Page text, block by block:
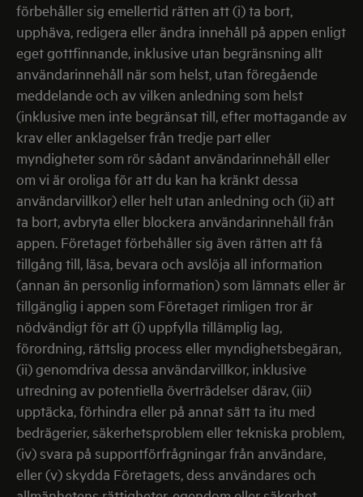
förbehåller sig emellertid rätten att (i) ta bort,
upphäva, redigera eller ändra innehåll på appen enligt
eget gottfinnande, inklusive utan begränsning allt
användarinnehåll när som helst, utan föregående
meddelande och av vilken anledning som helst
(inklusive men inte begränsat till, efter mottagande av
krav eller anklagelser från tredje part eller
myndigheter som rör sådant användarinnehåll eller
om vi är oroliga för att du kan ha kränkt dessa
användarvillkor) eller helt utan anledning och (ii) att
ta bort, avbryta eller blockera användarinnehåll från
appen. Företaget förbehåller sig även rätten att få
tillgång till, läsa, bevara och avslöja all information
(annan än personlig information) som lämnats eller är
tillgänglig i appen som Företaget rimligen tror är
nödvändigt för att (i) uppfylla tillämplig lag,
förordning, rättslig process eller myndighetsbegäran,
(ii) genomdriva dessa användarvillkor, inklusive
utredning av potentiella överträdelser därav, (iii)
upptäcka, förhindra eller på annat sätt ta itu med
bedrägerier, säkerhetsproblem eller tekniska problem,
(iv) svara på supportförfrågningar från användare,
eller (v) skydda Företagets, dess användares och